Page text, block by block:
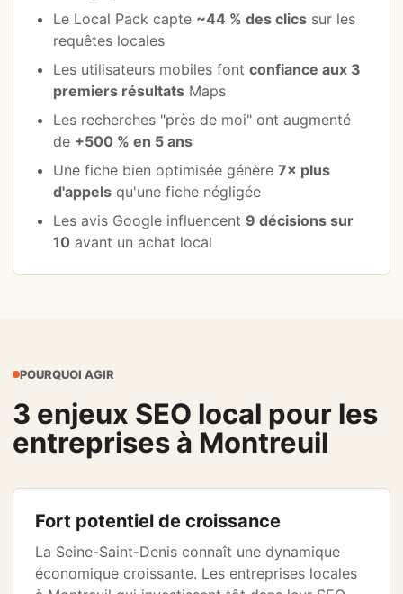
Le Local Pack capte ~44 % des clics sur les
requêtes locales
Les utilisateurs mobiles font confiance aux 3
premiers résultats Maps
Les recherches "près de moi" ont augmenté
de +500 % en 5 ans
Une fiche bien optimisée génère 7× plus
d'appels qu'une fiche négligée
Les avis Google influencent 9 décisions sur
10 avant un achat local
POURQUOI AGIR
3 enjeux SEO local pour les
entreprises à Montreuil
Fort potentiel de croissance
La Seine-Saint-Denis connaît une dynamique
économique croissante. Les entreprises locales